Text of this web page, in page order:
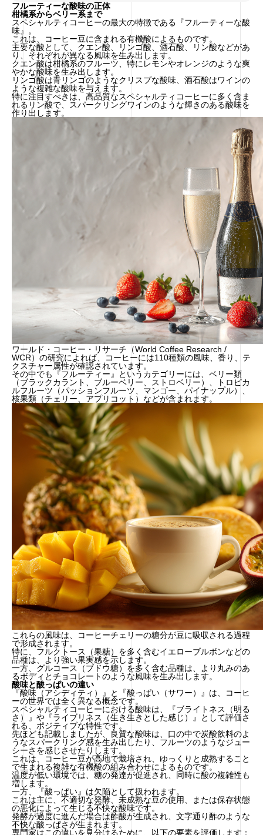
フルーティーな酸味の正体
柑橘系からベリー系まで
スペシャルティコーヒーの最大の特徴である『フルーティーな酸
味』。
これは、コーヒー豆に含まれる有機酸によるものです。
主要な酸として、クエン酸、リンゴ酸、酒石酸、リン酸などがあ
り、それぞれが異なる風味を生み出します。
クエン酸は柑橘系のフルーツ、特にレモンやオレンジのような爽
やかな酸味を生み出します。
リンゴ酸は青リンゴのようなクリスプな酸味、酒石酸はワインの
ような複雑な酸味を与えます。
特に注目すべきは、高品質なスペシャルティコーヒーに多く含ま
れるリン酸で、スパークリングワインのような輝きのある酸味を
作り出します。
ワールド・コーヒー・リサーチ（World Coffee Research /
WCR）の研究によれば、コーヒーには110種類の風味、香り、テ
クスチャー属性が確認されています。
その中でも『フルーティー』というカテゴリーには、ベリー類
（ブラックカラント、ブルーベリー、ストロベリー）、トロピカ
ルフルーツ（パッションフルーツ、マンゴー、パイナップル）、
核果類（チェリー、アプリコット）などが含まれます。
これらの風味は、コーヒーチェリーの糖分が豆に吸収される過程
で形成されます。
特に、フルクトース（果糖）を多く含むイエローブルボンなどの
品種は、より強い果実感を示します。
一方、グルコース（ブドウ糖）を多く含む品種は、より丸みのあ
るボディとチョコレートのような風味を生み出します。
酸味と酸っぱいの違い
『酸味（アシディティ）』と『酸っぱい（サワー）』は、コーヒ
ーの世界では全く異なる概念です。
スペシャルティコーヒーにおける酸味は、『ブライトネス（明る
さ）』や『ライブリネス（生き生きとした感じ）』として評価さ
れる、ポジティブな特性です。
先ほども記載しましたが、良質な酸味は、口の中で炭酸飲料のよ
うなスパークリング感を生み出したり、フルーツのようなジュー
シーさを感じさせたりします。
これは、コーヒー豆が高地で栽培され、ゆっくりと成熟すること
で生まれる複雑な有機酸の組み合わせによるものです。
温度が低い環境では、糖の発達が促進され、同時に酸の複雑性も
増します。
一方、『酸っぱい』は欠陥として扱われます。
これは主に、不適切な発酵、未成熟な豆の使用、または保存状態
の悪化によって生じる不快な酸味です。
発酵が過度に進んだ場合は酢酸が生成され、文字通り酢のような
不快な酸っぱさが生まれます。
専門家はこの違いを見分けるために、以下の要素を評価します：